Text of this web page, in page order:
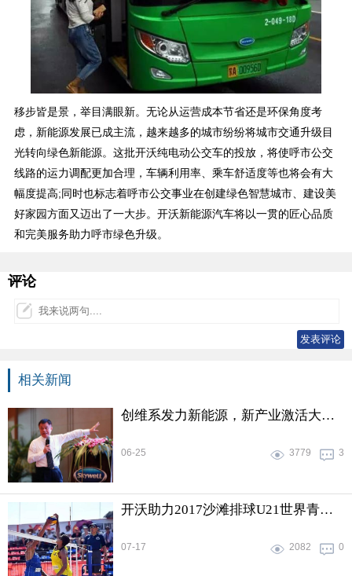
移步皆是景，举目满眼新。无论从运营成本节省还是环保角度考
虑，新能源发展已成主流，越来越多的城市纷纷将城市交通升级目
光转向绿色新能源。这批开沃纯电动公交车的投放，将使呼市公交
线路的运力调配更加合理，车辆利用率、乘车舒适度等也将会有大
幅度提高;同时也标志着呼市公交事业在创建绿色智慧城市、建设美
好家园方面又迈出了一大步。开沃新能源汽车将以一贯的匠心品质
和完美服务助力呼市绿色升级。
评论
相关新闻
创维系发力新能源，新产业激活大广州
06-25 3
3779
开沃助力2017沙滩排球U21世界青年沙滩排球锦标赛
07-17 0
2082